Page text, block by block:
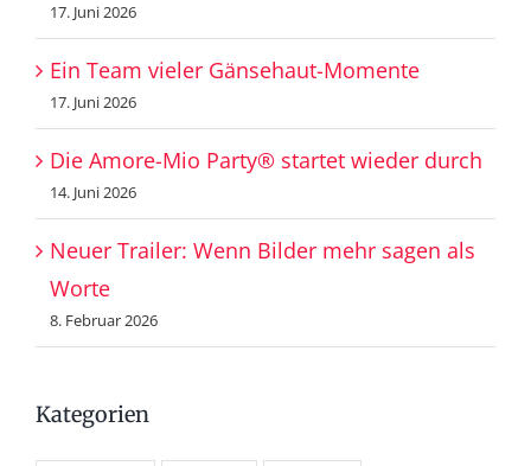
17. Juni 2026
Ein Team vieler Gänsehaut-Momente
17. Juni 2026
Die Amore-Mio Party® startet wieder durch
14. Juni 2026
Neuer Trailer: Wenn Bilder mehr sagen als
Worte
8. Februar 2026
Kategorien